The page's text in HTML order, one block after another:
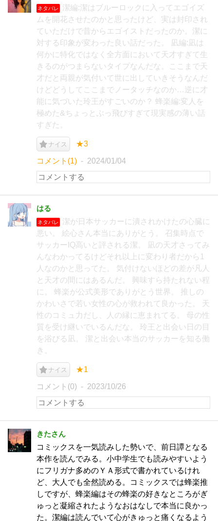
ネタバレ
潔編:潔はブルーロックに入ってエゴイズ
ムを開花させたのかと思ったけど、実は封印され
ていただけで昔からエゴイストだったのか。潔に
対する印象が変わった良い話だった。 凪編:凪は
何かに特化ではなく全方面において天才すぎて生
きるのがつまらないタイプなんだな。ここまで天
才だと両親が気付いて世に出していきそうなんだ
けどどうしてここまでノータッチなのか…逆に才
能に気づいた玲王がすごいのか？ 蜂楽編:変人を
極めた&ちょっとぶっ飛びすぎて現実感の薄い話
すぎた。
ナイス ★3
コメント(1) 2024/01/04
はる
ネタバレ
潔が日本サッカーに潰されかけたの心臓に
悪い。 絵心さん本当にありがとう。 召集時点で
サッカーIQ高いと評される潔。 凪の天才さってみ
んなわかってるけどそれ以上に変わり者だから1
人なのかと思ってた。 気付けないほどの差が凡人
と天才の間にはあるんだ。 興味すら持たれない程
に。 蜂楽が公式美形でありがとう世界。 推しの
かわいさで若い女性の心が救われて良かった。 天
性のコミュ力だし、人の縁に恵まれてる。 母の性
質を受け継いでいるんだな。 玲王と出会い日の目
を浴びる凪。 潔と出会い本当のサッカーを知る働
き。
ナイス ★1
コメント(0) 2023/10/26
きたさん
コミックスを一気読みした勢いで、前日譚となる
本作を読んでみる。小中学生でも読みやすいよう
にフリガナ多めのＹＡ形式で書かれているけれ
ど、大人でも全然読める。コミックスでは蜂楽推
しですが、蜂楽編はその蜂楽の好きなところがぎ
ゅっと凝縮されたようなおはなしで本当に良かっ
た。潔編は読んでいて心がきゅっと痛くなるよう